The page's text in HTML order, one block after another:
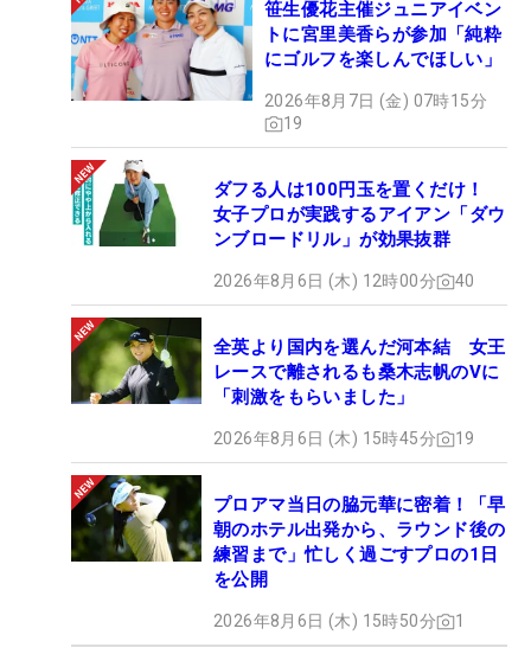
笹生優花主催ジュニアイベン
トに宮里美香らが参加「純粋
にゴルフを楽しんでほしい」
2026年8月7日 (金) 07時15分
19
ダフる人は100円玉を置くだけ！
女子プロが実践するアイアン「ダウ
ンブロードリル」が効果抜群
2026年8月6日 (木) 12時00分 40
全英より国内を選んだ河本結 女王
レースで離されるも桑木志帆のVに
「刺激をもらいました」
2026年8月6日 (木) 15時45分 19
プロアマ当日の脇元華に密着！「早
朝のホテル出発から、ラウンド後の
練習まで」忙しく過ごすプロの1日
を公開
2026年8月6日 (木) 15時50分 1